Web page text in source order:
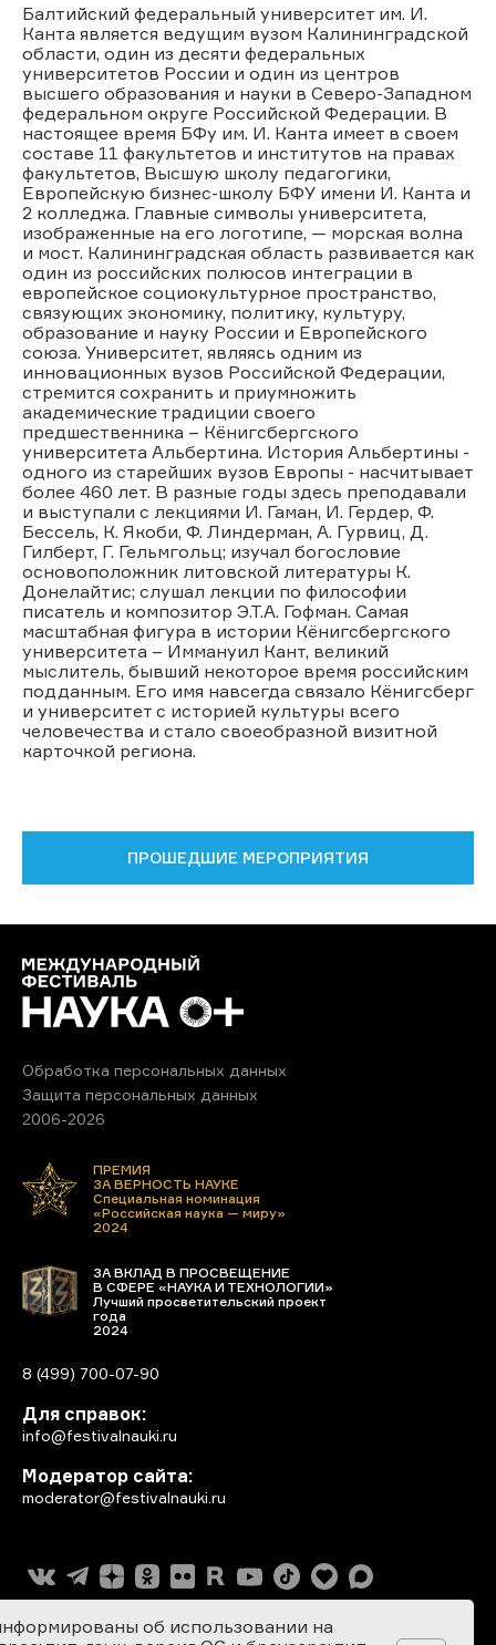
Балтийский федеральный университет им. И.
Канта является ведущим вузом Калининградской
области, один из десяти федеральных
университетов России и один из центров
высшего образования и науки в Северо-Западном
федеральном округе Российской Федерации. В
настоящее время БФу им. И. Канта имеет в своем
составе 11 факультетов и институтов на правах
факультетов, Высшую школу педагогики,
Европейскую бизнес-школу БФУ имени И. Канта и
2 колледжа. Главные символы университета,
изображенные на его логотипе, — морская волна
и мост. Калининградская область развивается как
один из российских полюсов интеграции в
европейское социокультурное пространство,
связующих экономику, политику, культуру,
образование и науку России и Европейского
союза. Университет, являясь одним из
инновационных вузов Российской Федерации,
стремится сохранить и приумножить
академические традиции своего
предшественника – Кёнигсбергского
университета Альбертина. История Альбертины -
одного из старейших вузов Европы - насчитывает
более 460 лет. В разные годы здесь преподавали
и выступали с лекциями И. Гаман, И. Гердер, Ф.
Бессель, К. Якоби, Ф. Линдерман, А. Гурвиц, Д.
Гилберт, Г. Гельмгольц; изучал богословие
основоположник литовской литературы К.
Донелайтис; слушал лекции по философии
писатель и композитор Э.Т.А. Гофман. Самая
масштабная фигура в истории Кёнигсбергского
университета – Иммануил Кант, великий
мыслитель, бывший некоторое время российским
подданным. Его имя навсегда связало Кёнигсберг
и университет с историей культуры всего
человечества и стало своеобразной визитной
карточкой региона.
ПРОШЕДШИЕ МЕРОПРИЯТИЯ
Обработка персональных данных
Защита персональных данных
2006-2026
ПРЕМИЯ
ЗА ВЕРНОСТЬ НАУКЕ
Специальная номинация
«Российская наука — миру»
2024
ЗА ВКЛАД В ПРОСВЕЩЕНИЕ
В СФЕРЕ «НАУКА И ТЕХНОЛОГИИ»
Лучший просветительский проект
года
2024
8 (499) 700-07-90
Для справок:
info@festivalnauki.ru
Модератор сайта:
moderator@festivalnauki.ru
об использовании на